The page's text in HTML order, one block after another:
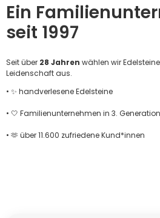
Ein
seit 1997
Seit über 28 Jahren wählen wir
Leidenschaft aus.
• ✨ handverlesene Edelsteine
• 🤍 Familienunternehmen in 3. Generation
• 🫶 über 11.600 zufriedene Kund*innen